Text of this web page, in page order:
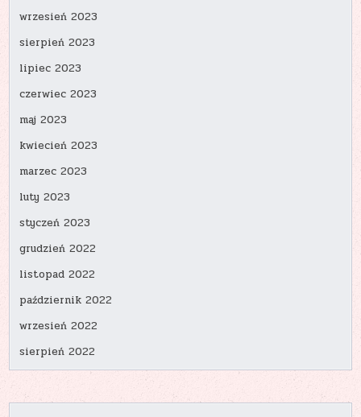
wrzesień 2023
sierpień 2023
lipiec 2023
czerwiec 2023
maj 2023
kwiecień 2023
marzec 2023
luty 2023
styczeń 2023
grudzień 2022
listopad 2022
październik 2022
wrzesień 2022
sierpień 2022